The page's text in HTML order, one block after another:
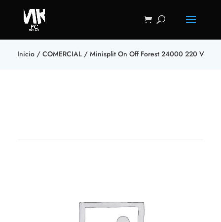
Inicio/ COMERCIAL/ Minisplit On Off Forest 24000 220 V